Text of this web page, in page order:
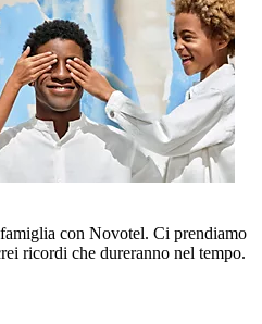
con Novotel. Ci prendiamo
ricordi che dureranno nel tempo.